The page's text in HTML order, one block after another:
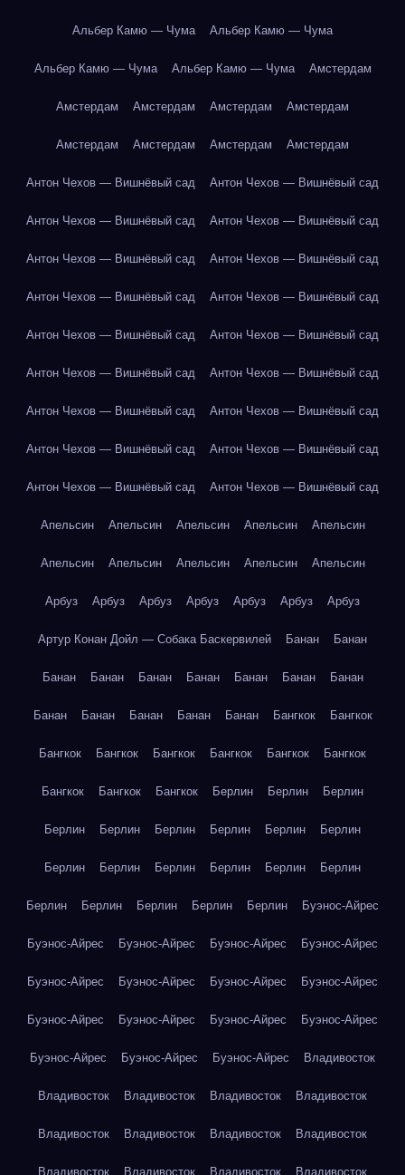
Альбер Камю — Чума Альбер Камю — Чума
Альбер Камю — Чума Альбер Камю — Чума Амстердам
Амстердам Амстердам Амстердам Амстердам
Амстердам Амстердам Амстердам Амстердам
Антон Чехов — Вишнёвый сад Антон Чехов — Вишнёвый сад
Антон Чехов — Вишнёвый сад Антон Чехов — Вишнёвый сад
Антон Чехов — Вишнёвый сад Антон Чехов — Вишнёвый сад
Антон Чехов — Вишнёвый сад Антон Чехов — Вишнёвый сад
Антон Чехов — Вишнёвый сад Антон Чехов — Вишнёвый сад
Антон Чехов — Вишнёвый сад Антон Чехов — Вишнёвый сад
Антон Чехов — Вишнёвый сад Антон Чехов — Вишнёвый сад
Антон Чехов — Вишнёвый сад Антон Чехов — Вишнёвый сад
Антон Чехов — Вишнёвый сад Антон Чехов — Вишнёвый сад
Апельсин Апельсин Апельсин Апельсин Апельсин
Апельсин Апельсин Апельсин Апельсин Апельсин
Арбуз Арбуз Арбуз Арбуз Арбуз Арбуз Арбуз
Артур Конан Дойл — Собака Баскервилей Банан Банан
Банан Банан Банан Банан Банан Банан Банан
Банан Банан Банан Банан Банан Бангкок Бангкок
Бангкок Бангкок Бангкок Бангкок Бангкок Бангкок
Бангкок Бангкок Бангкок Берлин Берлин Берлин
Берлин Берлин Берлин Берлин Берлин Берлин
Берлин Берлин Берлин Берлин Берлин Берлин
Берлин Берлин Берлин Берлин Берлин Буэнос-Айрес
Буэнос-Айрес Буэнос-Айрес Буэнос-Айрес Буэнос-Айрес
Буэнос-Айрес Буэнос-Айрес Буэнос-Айрес Буэнос-Айрес
Буэнос-Айрес Буэнос-Айрес Буэнос-Айрес Буэнос-Айрес
Буэнос-Айрес Буэнос-Айрес Буэнос-Айрес Владивосток
Владивосток Владивосток Владивосток Владивосток
Владивосток Владивосток Владивосток Владивосток
Владивосток Владивосток Владивосток Владивосток